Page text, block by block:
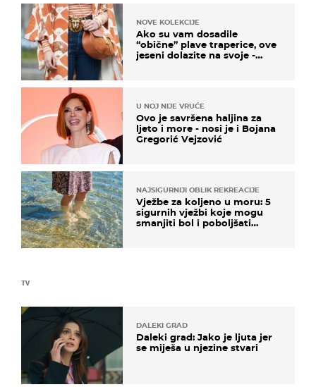
TV
DALEKI GRAD
Daleki grad: Jako je ljuta jer
se miješa u njezine stvari
NOVE KOLEKCIJE
Ako su vam dosadile
“obične” plave traperice, ove
jeseni dolazite na svoje -
U NOJ NIJE VRUĆE
Ovo je savršena haljina za
ljeto i more - nosi je i Bojana
Gregorić Vejzović
NAJSIGURNIJI OBLIK REKREACIJE
Vježbe za koljeno u moru: 5
sigurnih vježbi koje mogu
smanjiti bol i poboljšati